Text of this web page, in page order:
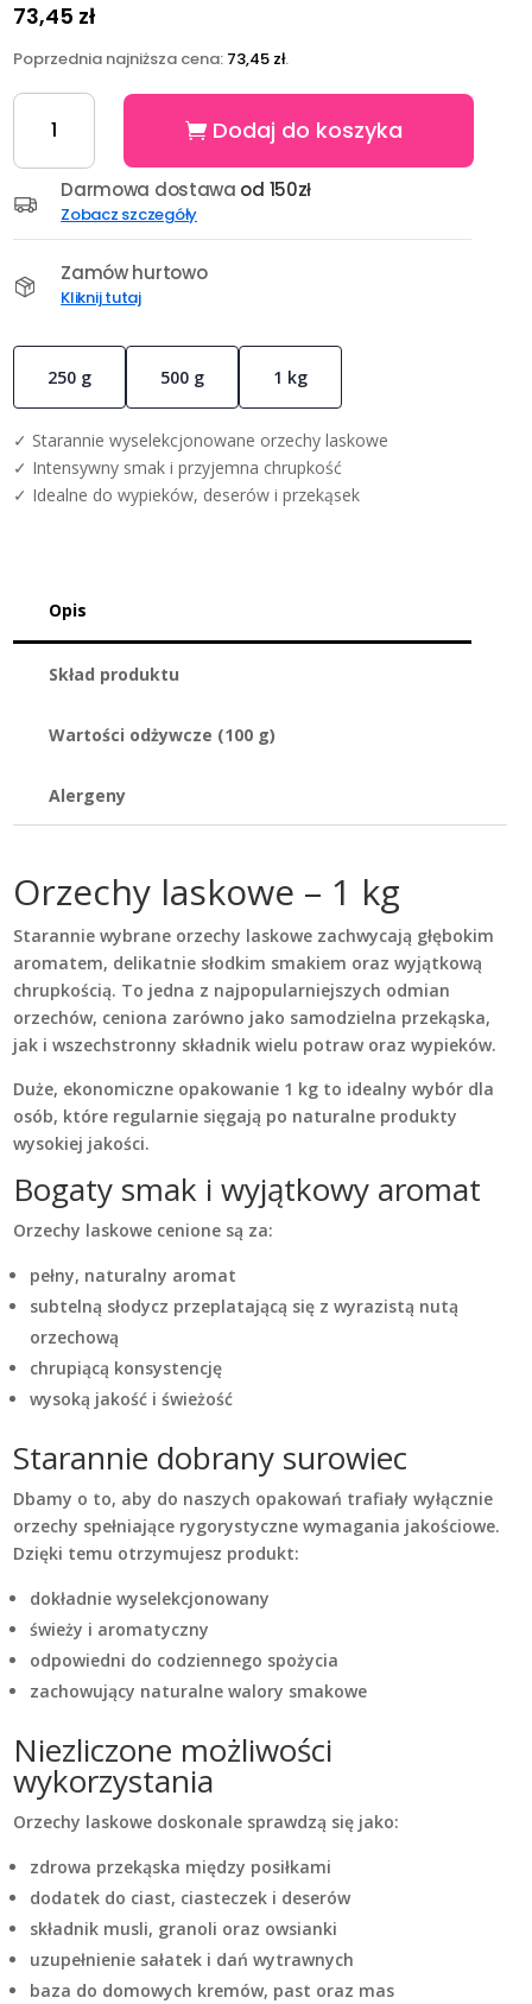
73,45 zł
Poprzednia najniższa cena: 73,45 zł.
ilość
Orzechy
laskowe
kg
Dodaj do koszyka
Darmowa dostawa od 150zł
Zobacz szczegóły
Zamów hurtowo
Kliknij tutaj
250 g 500 g 1 kg
✓ Starannie wyselekcjonowane orzechy laskowe
✓ Intensywny smak i przyjemna chrupkość
✓ Idealne do wypieków, deserów i przekąsek
Opis
Skład produktu
Wartości odżywcze (100 g)
Alergeny
Orzechy laskowe – 1 kg
Starannie wybrane orzechy laskowe zachwycają głębokim
aromatem, delikatnie słodkim smakiem oraz wyjątkową
chrupkością. To jedna z najpopularniejszych odmian
orzechów, ceniona zarówno jako samodzielna przekąska,
jak i wszechstronny składnik wielu potraw oraz wypieków.
Duże, ekonomiczne opakowanie 1 kg to idealny wybór dla
osób, które regularnie sięgają po naturalne produkty
wysokiej jakości.
Bogaty smak i wyjątkowy aromat
Orzechy laskowe cenione są za:
pełny, naturalny aromat
subtelną słodycz przeplatającą się z wyrazistą nutą
orzechową
chrupiącą konsystencję
wysoką jakość i świeżość
Starannie dobrany surowiec
Dbamy o to, aby do naszych opakowań trafiały wyłącznie
orzechy spełniające rygorystyczne wymagania jakościowe.
Dzięki temu otrzymujesz produkt:
dokładnie wyselekcjonowany
świeży i aromatyczny
odpowiedni do codziennego spożycia
zachowujący naturalne walory smakowe
Niezliczone możliwości
wykorzystania
Orzechy laskowe doskonale sprawdzą się jako:
zdrowa przekąska między posiłkami
dodatek do ciast, ciasteczek i deserów
składnik musli, granoli oraz owsianki
uzupełnienie sałatek i dań wytrawnych
baza do domowych kremów, past oraz mas